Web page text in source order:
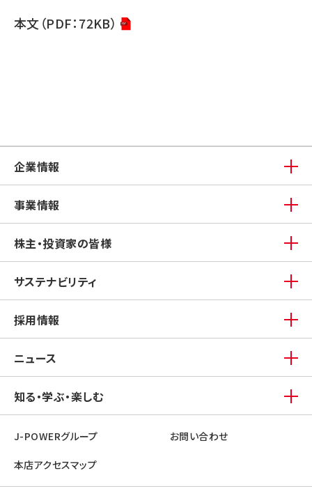
本文（PDF：72KB）
企業情報
事業情報
株主・投資家の皆様
サステナビリティ
採用情報
ニュース
知る・学ぶ・楽しむ
J-POWERグループ お問い合わせ
本店アクセスマップ